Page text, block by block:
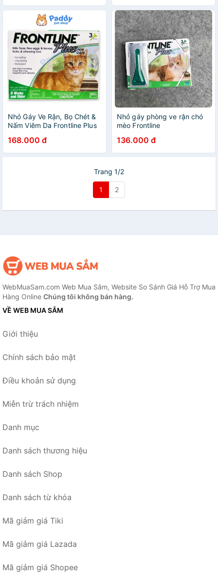
Nhỏ Gáy Ve Rận, Bọ Chét &
Nấm Viêm Da Frontline Plus
168.000 đ
Nhỏ gáy phòng ve rận chó
mèo Frontline
136.000 đ
Trang 1/2
1 2
WebMuaSam.com Web Mua Sắm, Website So Sánh Giá Hỗ Trợ Mua
Hàng Online Chúng tôi không bán hàng.
VỀ WEB MUA SẮM
Giới thiệu
Chính sách bảo mật
Điều khoản sử dụng
Miễn trừ trách nhiệm
Danh mục
Danh sách thương hiệu
Danh sách Shop
Danh sách từ khóa
Mã giảm giá Tiki
Mã giảm giá Lazada
Mã giảm giá Shopee